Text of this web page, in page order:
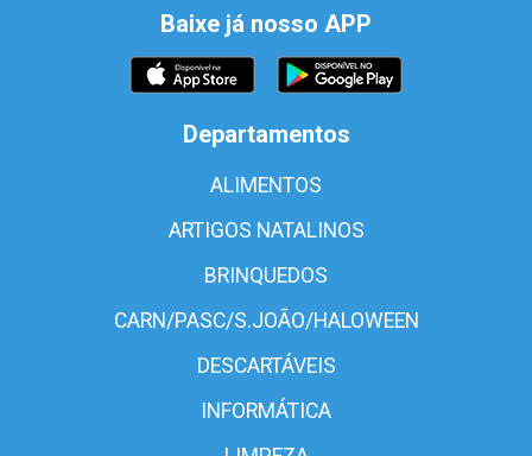
Baixe já nosso APP
Departamentos
ALIMENTOS
ARTIGOS NATALINOS
BRINQUEDOS
CARN/PASC/S.JOÃO/HALOWEEN
DESCARTÁVEIS
INFORMÁTICA